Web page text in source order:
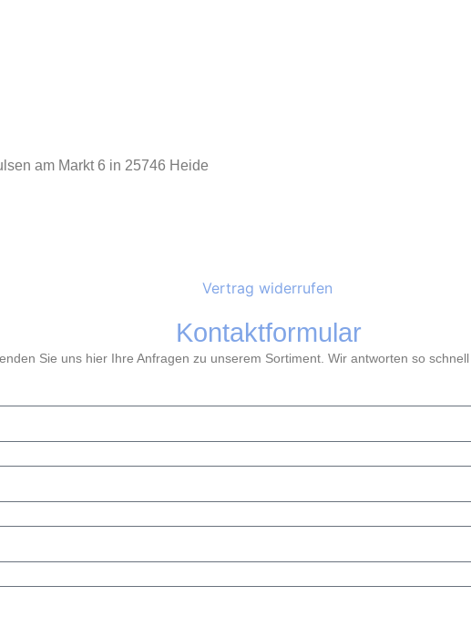
am Markt 6 in 25746 Heide
Vertrag widerrufen
Kontaktformular
Sie uns hier Ihre Anfragen zu unserem Sortiment. Wir antworten so